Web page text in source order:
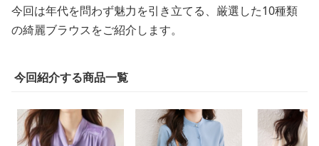
今回は年代を問わず魅力を引き立てる、厳選した10種類
の綺麗ブラウスをご紹介します。
今回紹介する商品一覧